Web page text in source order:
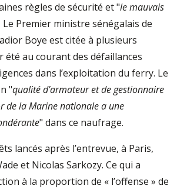
règles de sécurité et "le mauvais
Le Premier ministre sénégalais de
Boye est citée à plusieurs
au courant des défaillances
dans l’exploitation du ferry. Le
"qualité d’armateur et de gestionnaire
de la Marine nationale a une
" dans ce naufrage.
lancés après l’entrevue, à Paris,
et Nicolas Sarkozy. Ce qui a
à la proportion de « l’offense » de